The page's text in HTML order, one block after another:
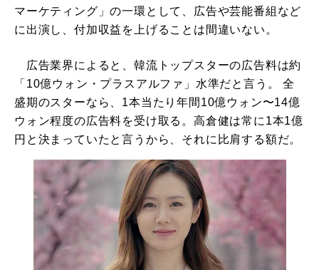
マーケティング」の一環として、広告や芸能番組など
に出演し、付加収益を上げることは間違いない。
広告業界によると、韓流トップスターの広告料は約
「10億ウォン・プラスアルファ」水準だと言う。 全
盛期のスターなら、1本当たり年間10億ウォン〜14億
ウォン程度の広告料を受け取る。高倉健は常に1本1億
円と決まっていたと言うから、それに比肩する額だ。